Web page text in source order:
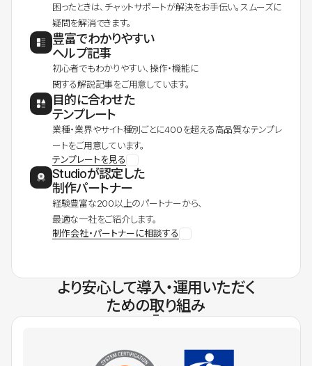
困ったときは、チャットサポートが解決をお手伝い。スムーズに
疑問を解消できます。
豊富でわかりやすい
ヘルプ記事
初心者でもわかりやすい、操作・機能に
関する解説記事をご用意しています。
目的に合わせた
テンプレート
業種・業界やサイト種別ごとに400を超える高品質なテンプレ
ートをご用意しています。
テンプレートを見る
Studioが認定した
制作パートナー
経験豊富な200以上のパートナーから、
最適な一社をご紹介します。
制作会社・パートナーに相談する
より安心して導入・運用いただく
ための取り組み